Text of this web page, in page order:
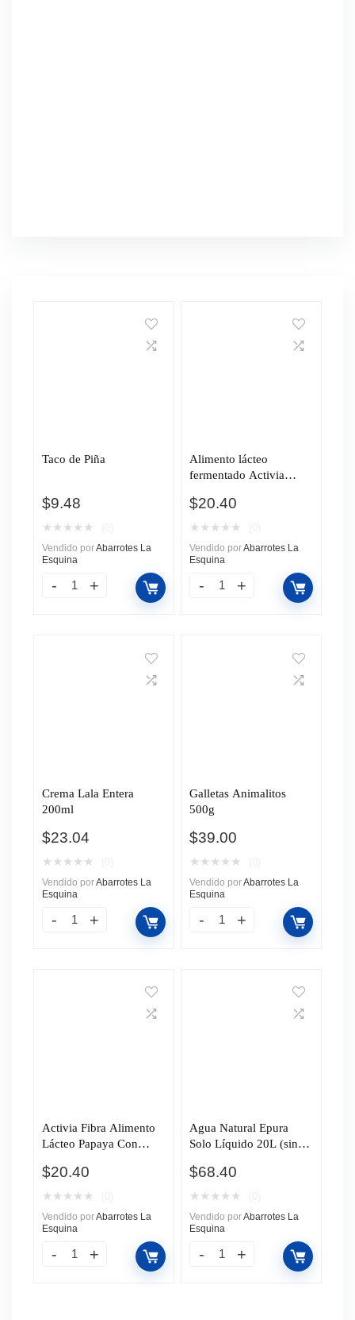
Taco de Piña
$9.48
★ ★ ★ ★ ★
Vendido porAbarrotes La
Esquina
Alimento lácteo
fermentado Activia
deslactosado 220g
$20.40
★ ★ ★ ★ ★
Vendido porAbarrotes La
Esquina
Crema Lala Entera
200ml
$23.04
★ ★ ★ ★ ★
Vendido porAbarrotes La
Esquina
Galletas Animalitos
500g
$39.00
★ ★ ★ ★ ★
Vendido porAbarrotes La
Esquina
Activia Fibra Alimento
Lácteo Papaya Con
$20.40
★ ★ ★ ★ ★
Vendido porAbarrotes La
Esquina
Agua Natural Epura
Solo Líquido 20L (sin
$68.40
★ ★ ★ ★ ★
Vendido porAbarrotes La
Esquina